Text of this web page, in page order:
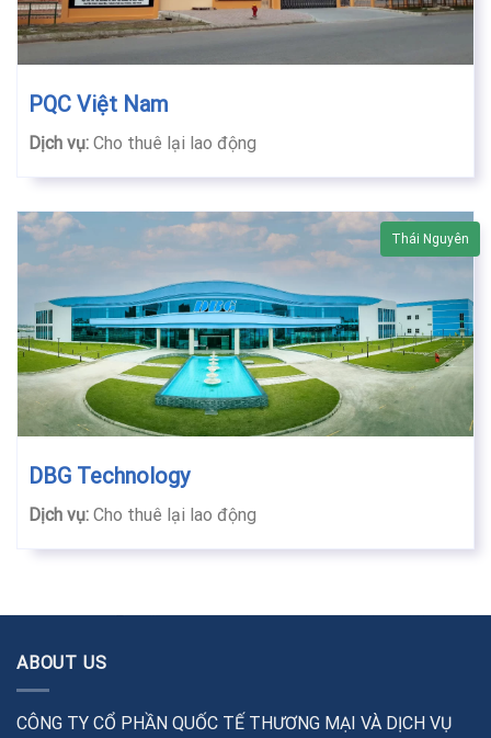
PQC Việt Nam
Dịch vụ: Cho thuê lại lao động
Thái Nguyên
DBG Technology
Dịch vụ: Cho thuê lại lao động
ABOUT US
CÔNG TY CỔ PHẦN QUỐC TẾ THƯƠNG MẠI VÀ DỊCH VỤ